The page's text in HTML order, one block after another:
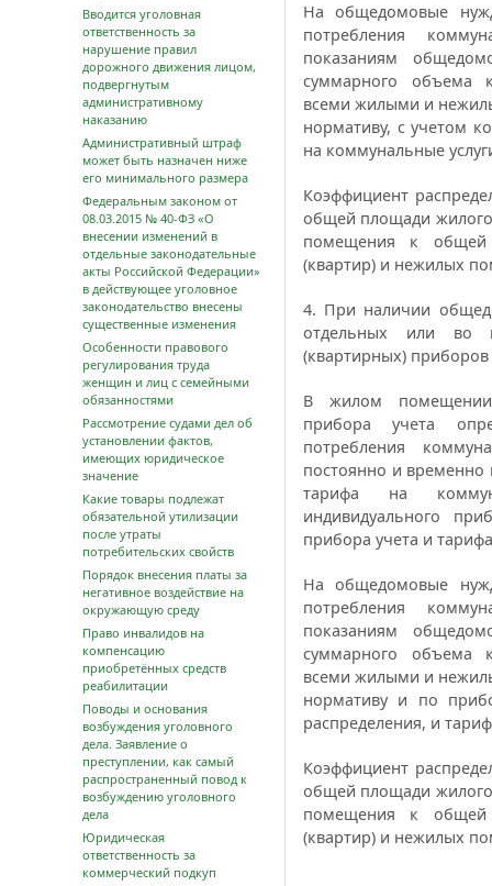
На общедомовые
потребления
показаниям
суммарного объема
всеми жилыми и
нормативу, с учетом
на коммунальные
Коэффициент
общей площади
помещения к
(квартир) и нежилых
4. При наличии
отдельных или во
(квартирных) приборов
В жилом помещении
прибора учета
потребления
постоянно и
тарифа на
индивидуального
прибора учета и
На общедомовые
потребления
показаниям
суммарного объема
всеми жилыми и
нормативу и по
распределения, и
Коэффициент
общей площади
помещения к
(квартир) и нежилых
Вводится уголовная
ответственность за
нарушение правил
дорожного движения лицом,
подвергнутым
административному
наказанию
Административный штраф
может быть назначен ниже
его минимального размера
Федеральным законом от
08.03.2015 № 40-ФЗ «О
внесении изменений в
отдельные законодательные
акты Российской Федерации»
в действующее уголовное
законодательство внесены
существенные изменения
Особенности правового
регулирования труда
женщин и лиц с семейными
обязанностями
Рассмотрение судами дел об
установлении фактов,
имеющих юридическое
значение
Какие товары подлежат
обязательной утилизации
после утраты
потребительских свойств
Порядок внесения платы за
негативное воздействие на
окружающую среду
Право инвалидов на
компенсацию
приобретённых средств
реабилитации
Поводы и основания
возбуждения уголовного
дела. Заявление о
преступлении, как самый
распространенный повод к
возбуждению уголовного
дела
Юридическая
ответственность за
коммерческий подкуп